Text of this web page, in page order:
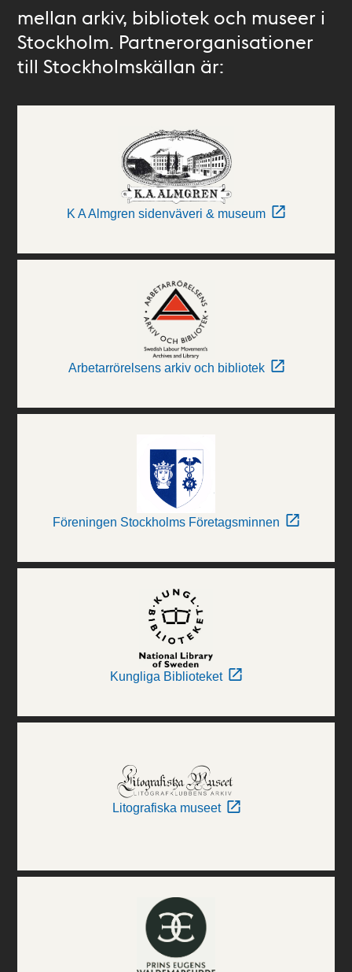
mellan arkiv, bibliotek och museer i
Stockholm. Partnerorganisationer
till Stockholmskällan är:
K A Almgren sidenväveri & museum
Arbetarrörelsens arkiv och bibliotek
Föreningen Stockholms Företagsminnen
Kungliga Biblioteket
Litografiska museet